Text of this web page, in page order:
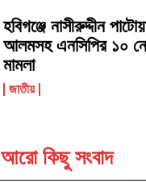
হবিগঞ্জে নাসীরুদ্দীন
আলমসহ এনসিপির ১০
মামলা
জাতীয়
আরো কিছু সংবাদ